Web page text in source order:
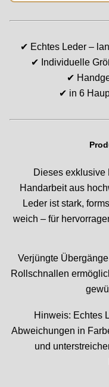
✔ Echtes Leder –
✔ Individuelle
✔
✔ in 6
Dieses exklusive
Handarbeit aus
Leder ist stark,
weich – für
Verjüngte
Rollschnallen
Hinweis: Echtes
Abweichungen in
und